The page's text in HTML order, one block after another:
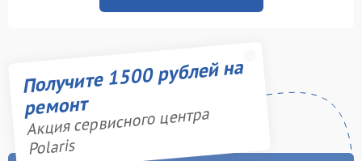
Получите 1500 рублей на
ремонт
Акция сервисного центра
Polaris